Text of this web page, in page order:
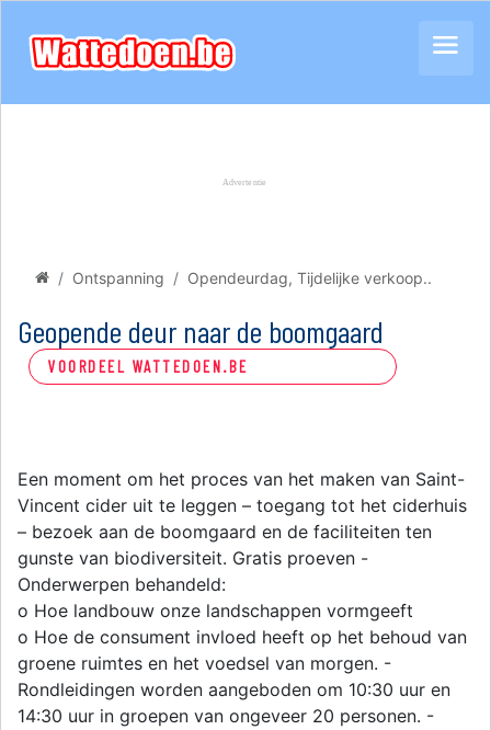
Ontspanning Opendeurdag, Tijdelijke verkoop..
Geopende deur naar de boomgaard
VOORDEEL WATTEDOEN.BE
Een moment om het proces van het maken van Saint-
Vincent cider uit te leggen – toegang tot het ciderhuis
– bezoek aan de boomgaard en de faciliteiten ten
gunste van biodiversiteit. Gratis proeven -
Onderwerpen behandeld:
o Hoe landbouw onze landschappen vormgeeft
o Hoe de consument invloed heeft op het behoud van
groene ruimtes en het voedsel van morgen. -
Rondleidingen worden aangeboden om 10:30 uur en
14:30 uur in groepen van ongeveer 20 personen. -